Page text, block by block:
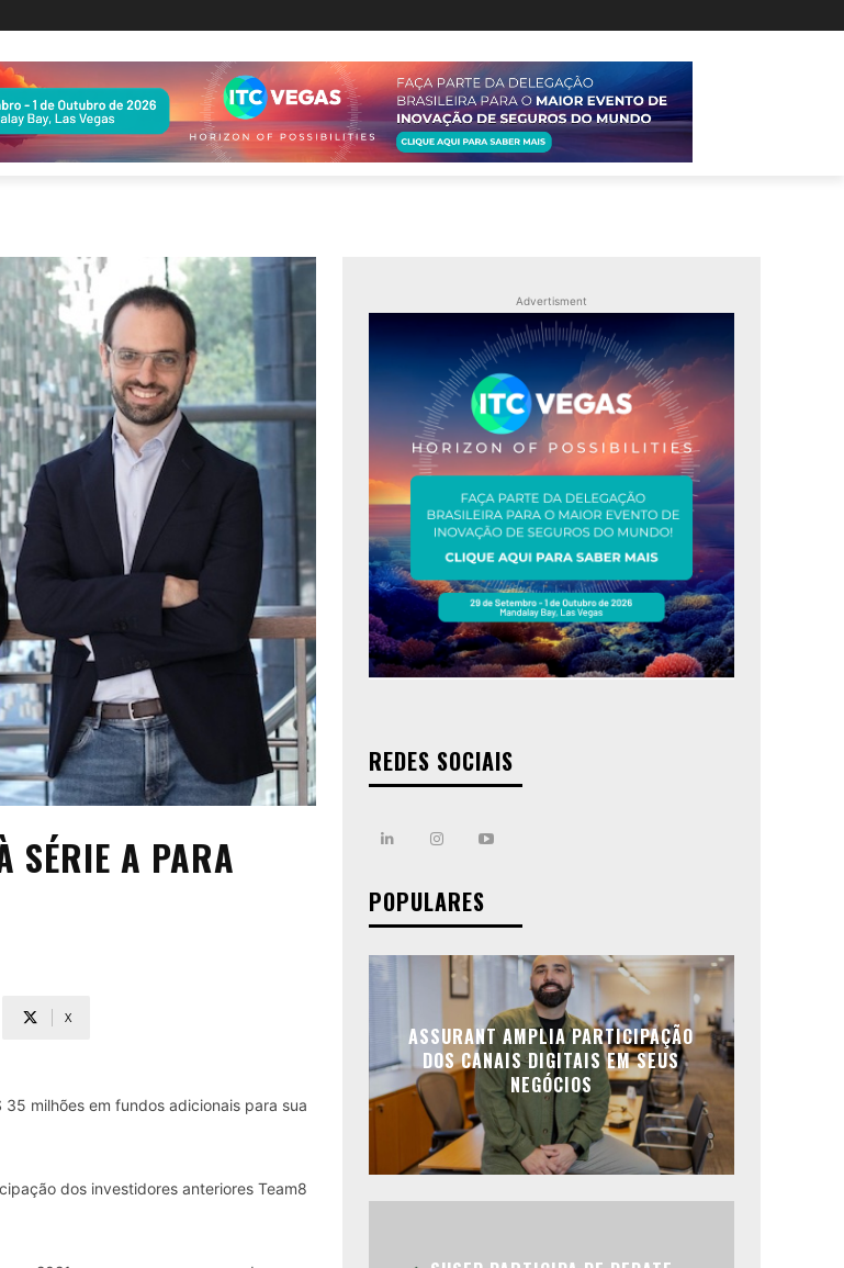
SÉRIE A PARA
X
milhões em fundos adicionais para sua
dos investidores anteriores Team8
Advertisment
REDES SOCIAIS
POPULARES
ASSURANT AMPLIA PARTICIPAÇÃO
DOS CANAIS DIGITAIS EM SEUS
NEGÓCIOS